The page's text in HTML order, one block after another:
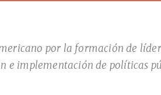
por la formación de
e implementación de políticas